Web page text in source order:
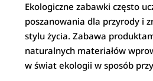
Ekologiczne zabawki często
poszanowania dla przyrody i
stylu życia. Zabawa
naturalnych materiałów
w świat ekologii w sposób